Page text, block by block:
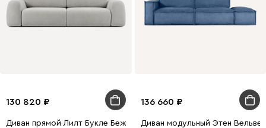
130 820
Диван прямой Лилт Букле Бежевый
136 660
Диван модульный Этен